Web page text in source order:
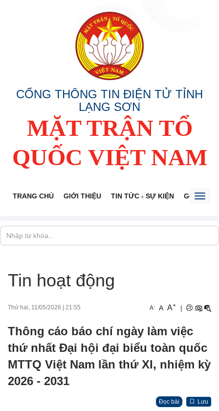
CỔNG THÔNG TIN ĐIỆN TỬ TỈNH
LẠNG SƠN
MẶT TRẬN TỔ
QUỐC VIỆT NAM
TRANG CHỦ GIỚI THIỆU TIN TỨC - SỰ KIỆN GÓP Ý
Tin hoạt động
Thứ hai, 11/05/2026 21:55 A- A A+ |
Thông cáo báo chí ngày làm việc
thứ nhất Đại hội đại biểu toàn quốc
MTTQ Việt Nam lần thứ XI, nhiệm kỳ
2026 - 2031
Đọc bài Lưu